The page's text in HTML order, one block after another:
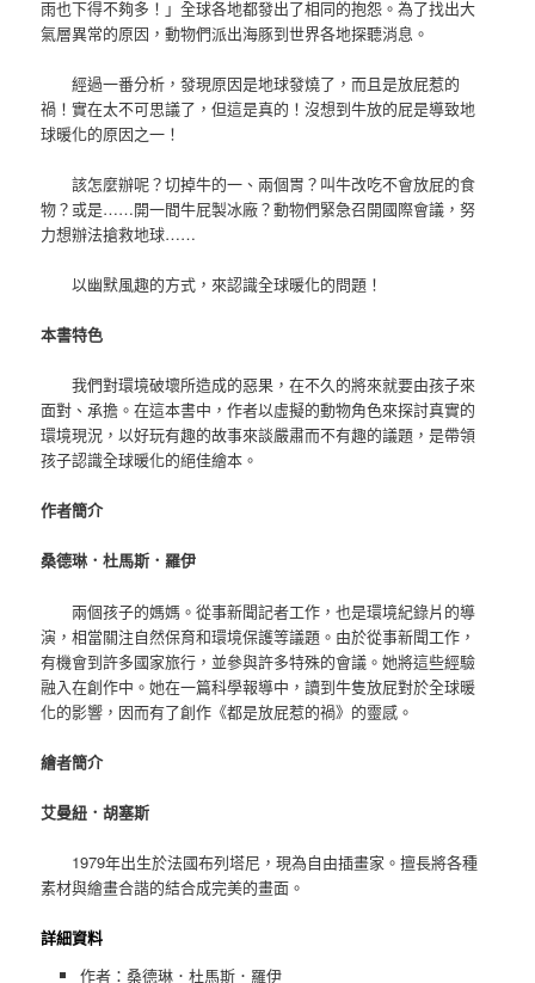
雨也下得不夠多！」全球各地都發出了相同的抱怨。為了找出大
氣層異常的原因，動物們派出海豚到世界各地探聽消息。
經過一番分析，發現原因是地球發燒了，而且是放屁惹的
禍！實在太不可思議了，但這是真的！沒想到牛放的屁是導致地
球暖化的原因之一！
該怎麼辦呢？切掉牛的一、兩個胃？叫牛改吃不會放屁的食
物？或是……開一間牛屁製冰廠？動物們緊急召開國際會議，努
力想辦法搶救地球……
以幽默風趣的方式，來認識全球暖化的問題！
本書特色
我們對環境破壞所造成的惡果，在不久的將來就要由孩子來
面對、承擔。在這本書中，作者以虛擬的動物角色來探討真實的
環境現況，以好玩有趣的故事來談嚴肅而不有趣的議題，是帶領
孩子認識全球暖化的絕佳繪本。
作者簡介
桑德琳．杜馬斯．羅伊
兩個孩子的媽媽。從事新聞記者工作，也是環境紀錄片的導
演，相當關注自然保育和環境保護等議題。由於從事新聞工作，
有機會到許多國家旅行，並參與許多特殊的會議。她將這些經驗
融入在創作中。她在一篇科學報導中，讀到牛隻放屁對於全球暖
化的影響，因而有了創作《都是放屁惹的禍》的靈感。
繪者簡介
艾曼紐．胡塞斯
1979年出生於法國布列塔尼，現為自由插畫家。擅長將各種
素材與繪畫合諧的結合成完美的畫面。
詳細資料
作者：桑德琳．杜馬斯．羅伊